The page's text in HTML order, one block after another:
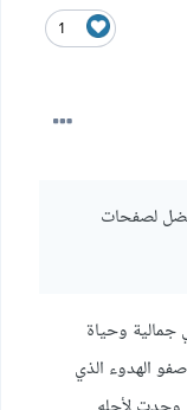
1
لصفحات
جمالية وحياة
الهدوء الذي